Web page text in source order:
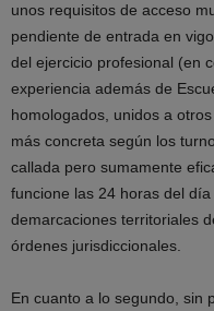
unos requisitos de acceso
pendiente de entrada en
del ejercicio profesional (en
experiencia además de
homologados, unidos a
más concreta según los
callada pero sumamente
funcione las 24 horas del
demarcaciones territoriales
órdenes jurisdiccionales.
En cuanto a lo segundo, sin